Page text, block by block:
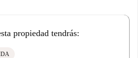
propiedad tendrás: